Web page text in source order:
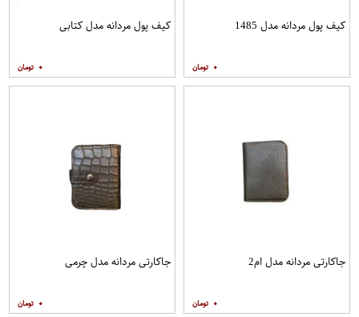
کیف پول مردانه مدل 1485
۰
کیف پول مردانه مدل کتابی
۰
جاکارتی مردانه مدل ام2
۰
جاکارتی مردانه مدل چرمی
۰